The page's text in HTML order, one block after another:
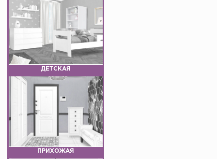
ДЕТСКАЯ
ПРИХОЖАЯ